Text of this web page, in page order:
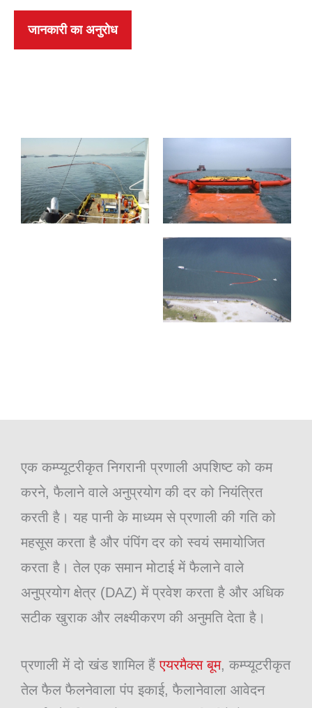
जानकारी का अनुरोध
एक कम्प्यूटरीकृत निगरानी प्रणाली अपशिष्ट को कम
करने, फैलाने वाले अनुप्रयोग की दर को नियंत्रित
करती है। यह पानी के माध्यम से प्रणाली की गति को
महसूस करता है और पंपिंग दर को स्वयं समायोजित
करता है। तेल एक समान मोटाई में फैलाने वाले
अनुप्रयोग क्षेत्र (DAZ) में प्रवेश करता है और अधिक
सटीक खुराक और लक्ष्यीकरण की अनुमति देता है।
प्रणाली में दो खंड शामिल हैंएयरमैक्स बूम, कम्प्यूटरीकृत
तेल फैल फैलनेवाला पंप इकाई, फैलानेवाला आवेदन